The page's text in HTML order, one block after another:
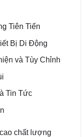
Tiên Tiến
Bị Di Động
và Tùy Chỉnh
Tin Tức
chất lượng